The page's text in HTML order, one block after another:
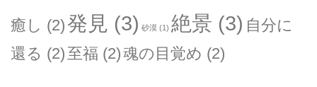
癒し (2) 発見 (3) 砂漠 (1) 絶景 (3) 自分に
還る (2) 至福 (2)魂の目覚め (2)